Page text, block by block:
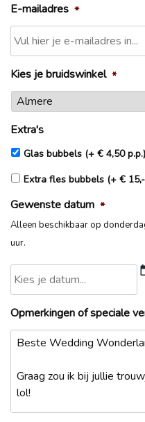
E-mailadres *
Kies je bruidswinkel *
Extra's
Glas bubbels (+ € 4,50 p.p.)
Extra fles bubbels (+ €
Gewenste datum *
Alleen beschikbaar op
uur.
slash
MM
JJJJ
Opmerkingen of speciale